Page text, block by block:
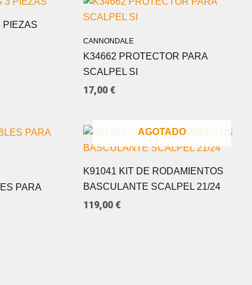
PIEZAS
CANNONDALE
K34662 PROTECTOR PARA
SCALPEL SI
17,00 €
PARA
AGOTADO
K91041 KIT DE RODAMIENTOS
BASCULANTE SCALPEL 21/24
119,00 €